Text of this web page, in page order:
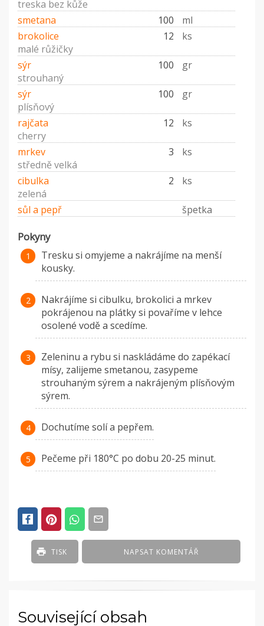
treska bez kůže
smetana
100
ml
brokolice
12
ks
malé růžičky
sýr
100
gr
strouhaný
sýr
100
gr
plísňový
rajčata
12
ks
cherry
mrkev
3
ks
středně velká
cibulka
2
ks
zelená
sůl a pepř
špetka
Pokyny
Tresku si omyjeme a nakrájíme na menší
kousky.
Nakrájíme si cibulku, brokolici a mrkev
pokrájenou na plátky si povaříme v lehce
osolené vodě a scedíme.
Zeleninu a rybu si naskládáme do zapékací
mísy, zalijeme smetanou, zasypeme
strouhaným sýrem a nakrájeným plísňovým
sýrem.
Dochutíme solí a pepřem.
Pečeme při 180°C po dobu 20-25 minut.
NAPSAT KOMENTÁŘ
TISK
Související obsah